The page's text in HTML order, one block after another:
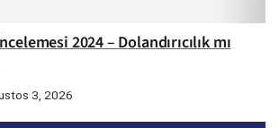
2024 – Dolandırıcılık mı
3, 2026